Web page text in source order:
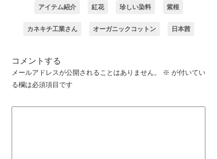
アイテム紹介 紅花 珍しい染料 紫根
カネキチ工業さん オーガニックコットン 日本茜
コメントする
メールアドレスが公開されることはありません。 ※ が付いてい
る欄は必須項目です